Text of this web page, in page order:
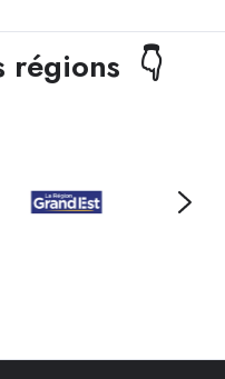
régions 👇